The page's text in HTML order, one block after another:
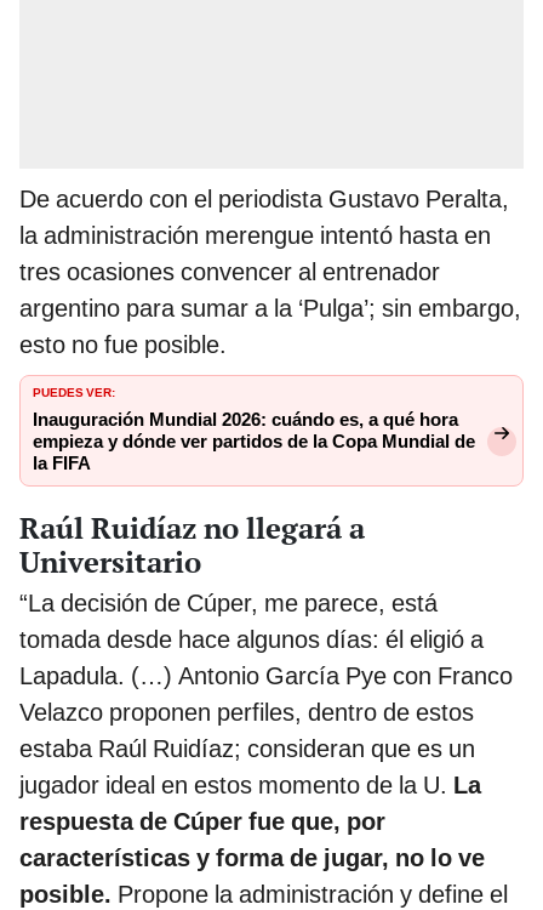
De acuerdo con el periodista Gustavo Peralta,
la administración merengue intentó hasta en
tres ocasiones convencer al entrenador
argentino para sumar a la ‘Pulga’; sin embargo,
esto no fue posible.
PUEDES VER:
Inauguración Mundial 2026: cuándo es, a qué hora
empieza y dónde ver partidos de la Copa Mundial de
la FIFA
Raúl Ruidíaz no llegará a
Universitario
“La decisión de Cúper, me parece, está
tomada desde hace algunos días: él eligió a
Lapadula. (…) Antonio García Pye con Franco
Velazco proponen perfiles, dentro de estos
estaba Raúl Ruidíaz; consideran que es un
jugador ideal en estos momento de la U. La
respuesta de Cúper fue que, por
características y forma de jugar, no lo ve
posible. Propone la administración y define el